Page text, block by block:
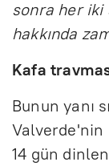
sonra her iki
hakkında
Kafa
Bunun yanı
Valverde'nin
14 gün